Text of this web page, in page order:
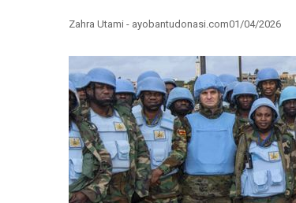
Zahra Utami - ayobantudonasi.com01/04/2026